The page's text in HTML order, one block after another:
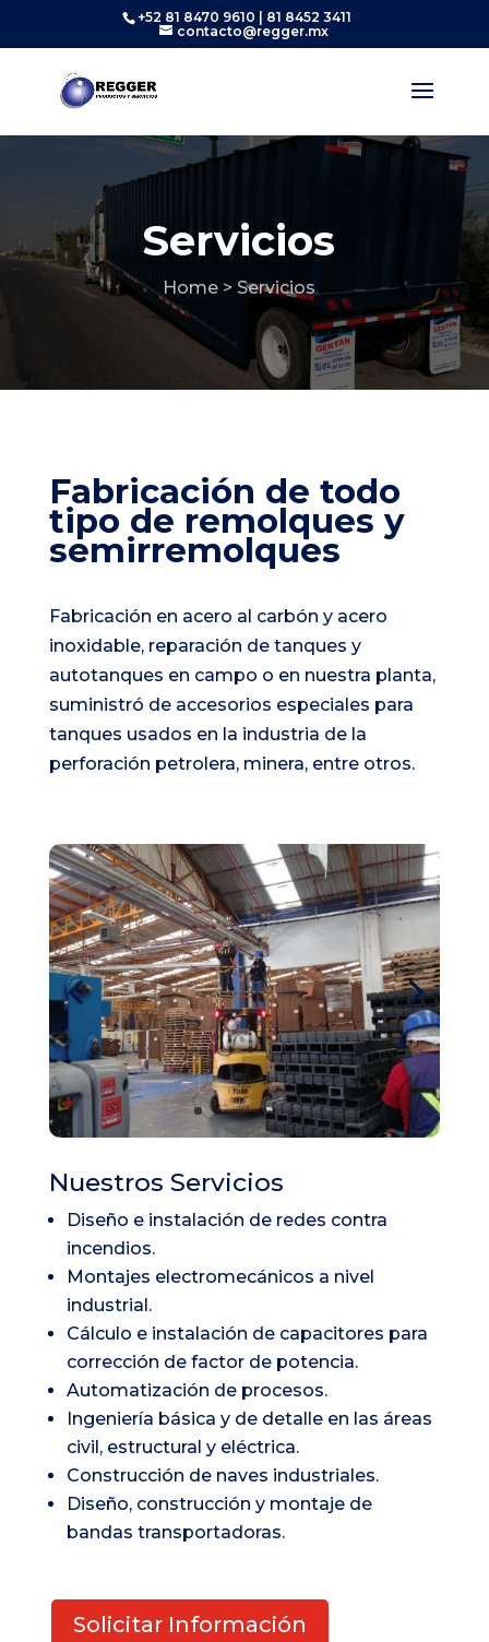
+52 81 8470 9610 | 81 8452 3411
contacto@regger.mx
Servicios
Home> Servicios
Fabricación de todo
tipo de remolques y
semirremolques
Fabricación en acero al carbón y acero
inoxidable, reparación de tanques y
autotanques en campo o en nuestra planta,
suministró de accesorios especiales para
tanques usados en la industria de la
perforación petrolera, minera, entre otros.
Nuestros Servicios
Diseño e instalación de redes contra
incendios.
Montajes electromecánicos a nivel
industrial.
Cálculo e instalación de capacitores para
corrección de factor de potencia.
Automatización de procesos.
Ingeniería básica y de detalle en las áreas
civil, estructural y eléctrica.
Construcción de naves industriales.
Diseño, construcción y montaje de
bandas transportadoras.
Solicitar Información